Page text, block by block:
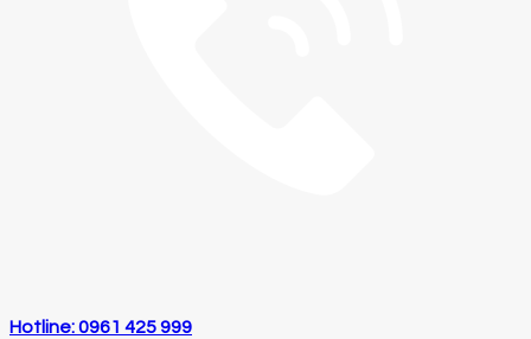
Hotline: 0961 425 999